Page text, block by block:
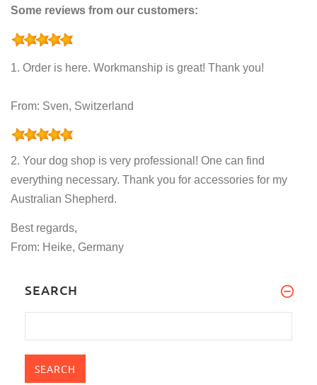
Some reviews from our customers:
1. Order is here. Workmanship is great! Thank you!
From: Sven, Switzerland
2. Your dog shop is very professional! One can find
everything necessary. Thank you for accessories for my
Australian Shepherd.
Best regards,
From: Heike, Germany
SEARCH